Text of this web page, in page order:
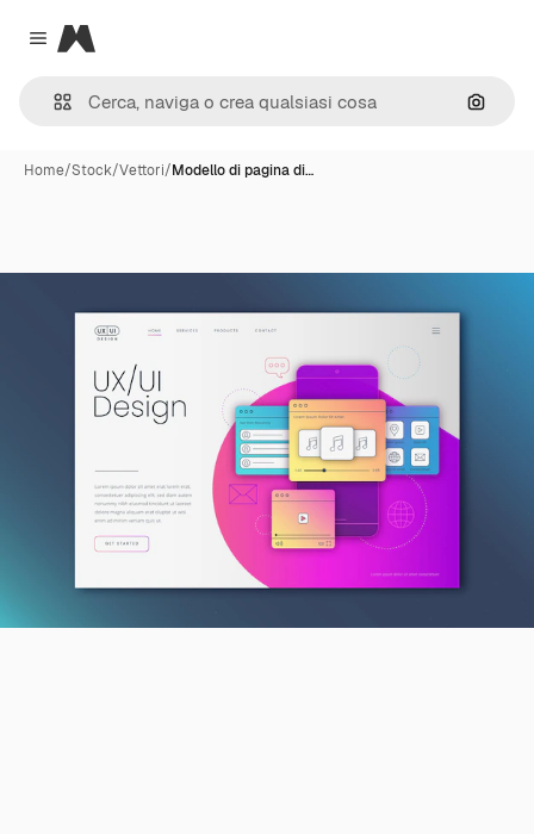
Close menu
Magnific
Cerca
Home/Stock/Vettori/Modello di pagina di…